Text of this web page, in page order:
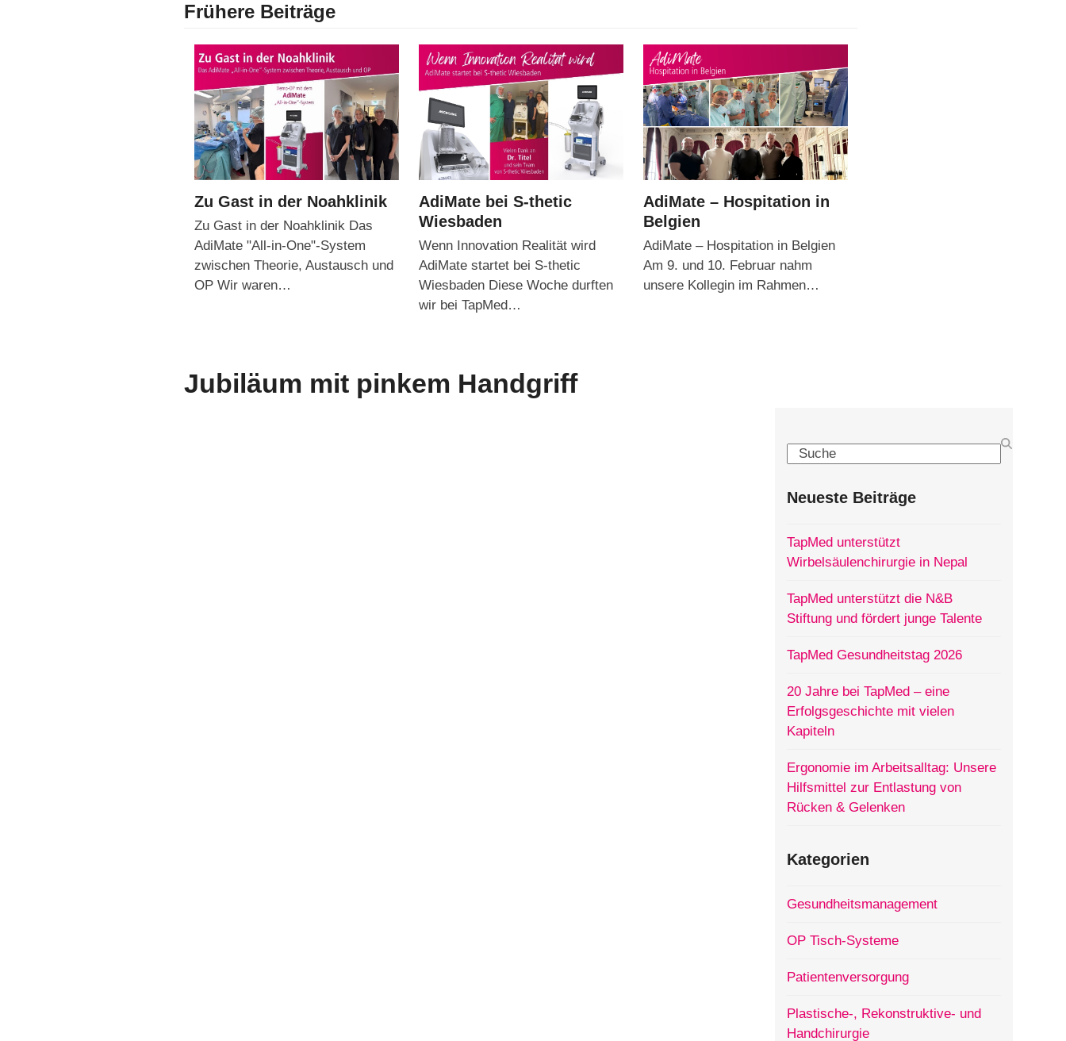
Frühere Beiträge
Zu Gast in der Noahklinik
Zu Gast in der Noahklinik Das
AdiMate "All-in-One"-System
zwischen Theorie, Austausch und
OP Wir waren…
AdiMate bei S-thetic
Wiesbaden
Wenn Innovation Realität wird
AdiMate startet bei S-thetic
Wiesbaden Diese Woche durften
wir bei TapMed…
AdiMate – Hospitation in
Belgien
AdiMate – Hospitation in Belgien
Am 9. und 10. Februar nahm
unsere Kollegin im Rahmen…
Jubiläum mit pinkem Handgriff
Search
Neueste Beiträge
TapMed unterstützt
Wirbelsäulenchirurgie in Nepal
TapMed unterstützt die N&B
Stiftung und fördert junge Talente
TapMed Gesundheitstag 2026
20 Jahre bei TapMed – eine
Erfolgsgeschichte mit vielen
Kapiteln
Ergonomie im Arbeitsalltag: Unsere
Hilfsmittel zur Entlastung von
Rücken & Gelenken
Kategorien
Gesundheitsmanagement
OP Tisch-Systeme
Patientenversorgung
Plastische-, Rekonstruktive- und
Handchirurgie